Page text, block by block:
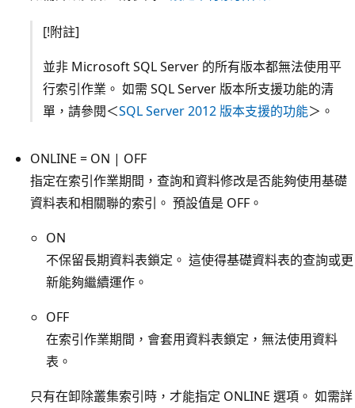
[!附註]
並非 Microsoft SQL Server 的所有版本都無法使用平
行索引作業。 如需 SQL Server 版本所支援功能的清
單，請參閱＜SQL Server 2012 版本支援的功能＞。
ONLINE = ON | OFF
指定在索引作業期間，查詢和資料修改是否能夠使用基礎
資料表和相關聯的索引。 預設值是 OFF。
ON
不保留長期資料表鎖定。 這使得基礎資料表的查詢或更
新能夠繼續運作。
OFF
在索引作業期間，會套用資料表鎖定，無法使用資料
表。
只有在卸除叢集索引時，才能指定 ONLINE 選項。 如需詳